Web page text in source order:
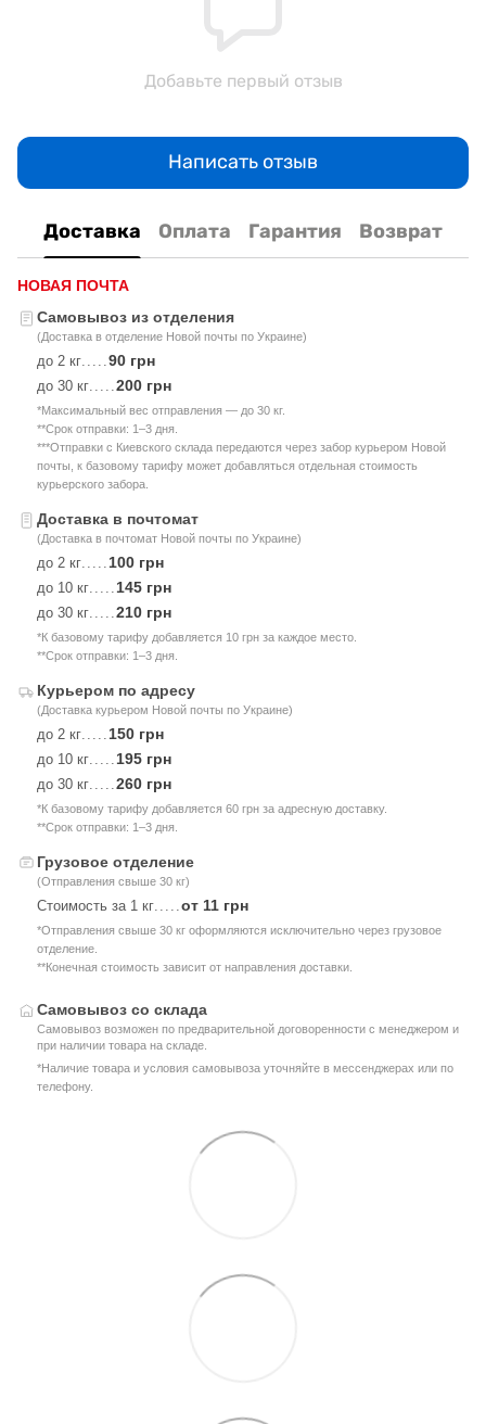
Добавьте первый отзыв
Написать отзыв
Доставка Оплата Гарантия Возврат
НОВАЯ ПОЧТА
Самовывоз из отделения
(Доставка в отделение Новой почты по Украине)
до 2 кг 90 грн
до 30 кг 200 грн
*Максимальный вес отправления — до 30 кг.
**Срок отправки: 1–3 дня.
***Отправки с Киевского склада передаются через забор курьером Новой
почты, к базовому тарифу может добавляться отдельная стоимость
курьерского забора.
Доставка в почтомат
(Доставка в почтомат Новой почты по Украине)
до 2 кг 100 грн
до 10 кг 145 грн
до 30 кг 210 грн
*К базовому тарифу добавляется 10 грн за каждое место.
**Срок отправки: 1–3 дня.
Курьером по адресу
(Доставка курьером Новой почты по Украине)
до 2 кг 150 грн
до 10 кг 195 грн
до 30 кг 260 грн
*К базовому тарифу добавляется 60 грн за адресную доставку.
**Срок отправки: 1–3 дня.
Грузовое отделение
(Отправления свыше 30 кг)
Стоимость за 1 кг от 11 грн
*Отправления свыше 30 кг оформляются исключительно через грузовое
отделение.
**Конечная стоимость зависит от направления доставки.
Самовывоз со склада
Самовывоз возможен по предварительной договоренности с менеджером и
при наличии товара на складе.
*Наличие товара и условия самовывоза уточняйте в мессенджерах или по
телефону.